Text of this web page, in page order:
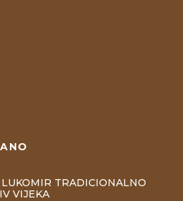
TRADICIONALNO
VIJEKA